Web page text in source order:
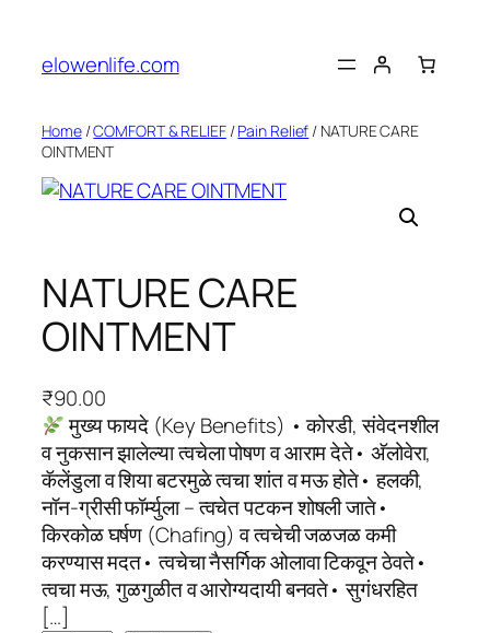
content
elowenlife.com
Home/COMFORT & RELIEF/Pain Relief / NATURE CARE
OINTMENT
NATURE CARE
OINTMENT
₹90.00
मुख्य फायदे (Key Benefits) • कोरडी, संवेदनशील
व नुकसान झालेल्या त्वचेला पोषण व आराम देते• अ‍ॅलोवेरा,
कॅलेंडुला व शिया बटरमुळे त्वचा शांत व मऊ होते• हलकी,
नॉन-ग्रीसी फॉर्म्युला – त्वचेत पटकन शोषली जाते•
किरकोळ घर्षण (Chafing) व त्वचेची जळजळ कमी
करण्यास मदत• त्वचेचा नैसर्गिक ओलावा टिकवून ठेवते•
त्वचा मऊ, गुळगुळीत व आरोग्यदायी बनवते• सुगंधरहित
[…]